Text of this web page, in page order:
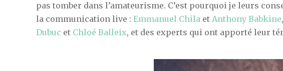
pas tomber dans l’amateurisme. C’est pourquoi je leurs
la communication live : Emmanuel Chila et Anthony Babkine
Dubuc et Chloé Balleix, et des experts qui ont apporté leur